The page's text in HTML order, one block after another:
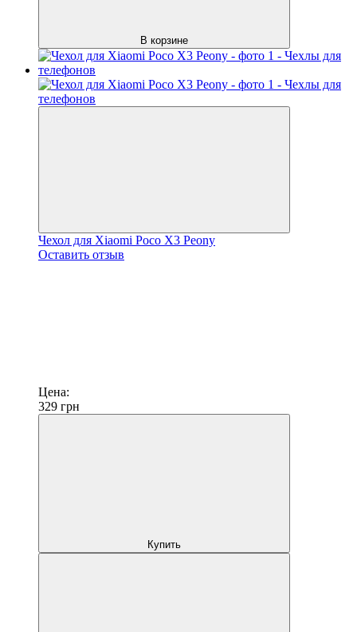
В корзине
Чехол для Xiaomi Poco X3 Peony
Оставить отзыв
Цена:
329 грн
Купить